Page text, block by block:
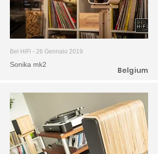
Bel HiFi - 26 Gennaio 2019
Sonika mk2
Belgium